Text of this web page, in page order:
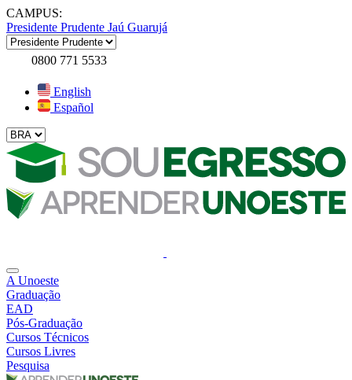
CAMPUS:
Presidente Prudente Jaú Guarujá
0800 771 5533
English
Español
A Unoeste
Graduação
EAD
Pós-Graduação
Cursos Técnicos
Cursos Livres
Pesquisa